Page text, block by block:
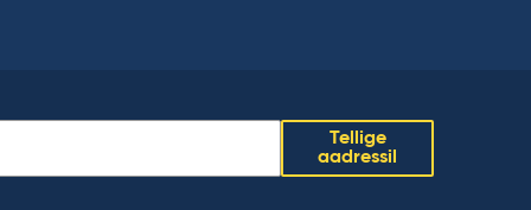
Tellige
aadressil